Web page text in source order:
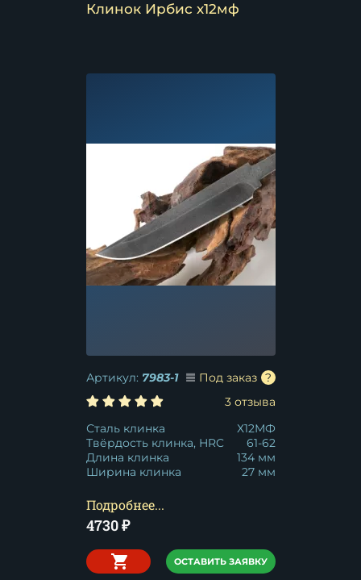
Клинок Ирбис х12мф
Артикул: 7983-1
Под заказ
3 отзыва
Сталь клинка
Х12МФ
Твёрдость клинка, HRC
61-62
Длина клинка
134 мм
Ширина клинка
27 мм
Подробнее...
4730₽
ОСТАВИТЬ ЗАЯВКУ